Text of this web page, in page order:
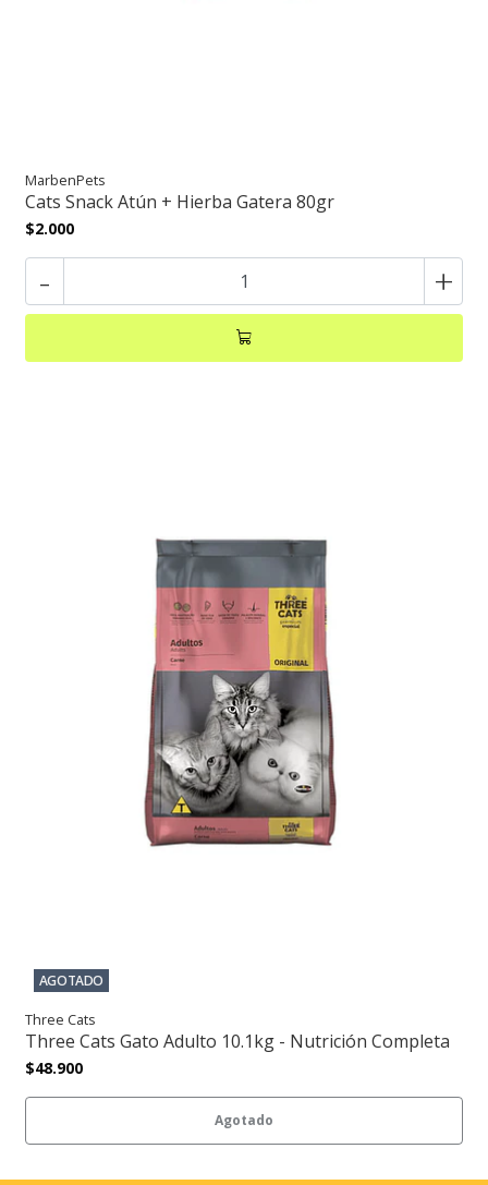
MarbenPets
Cats Snack Atún + Hierba Gatera 80gr
$2.000
- +
AGOTADO
Three Cats
Three Cats Gato Adulto 10.1kg - Nutrición Completa
$48.900
Agotado